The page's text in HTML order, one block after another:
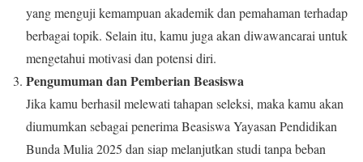
yang menguji kemampuan akademik dan pemahaman terhadap
berbagai topik. Selain itu, kamu juga akan diwawancarai untuk
mengetahui motivasi dan potensi diri.
Pengumuman dan Pemberian Beasiswa
Jika kamu berhasil melewati tahapan seleksi, maka kamu akan
diumumkan sebagai penerima Beasiswa Yayasan Pendidikan
Bunda Mulia 2025 dan siap melanjutkan studi tanpa beban